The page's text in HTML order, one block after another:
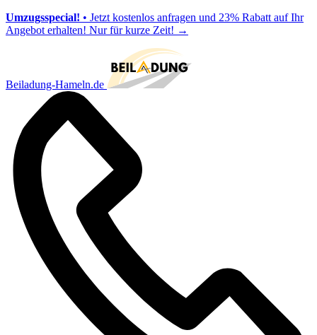
Umzugsspecial! • Jetzt kostenlos anfragen und 23% Rabatt auf Ihr
Angebot erhalten! Nur für kurze Zeit! →
Beiladung-Hameln.de